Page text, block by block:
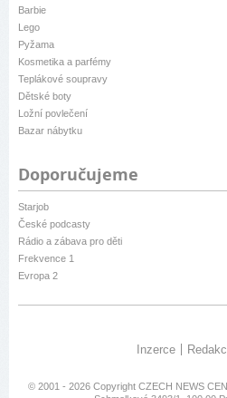
Barbie
Lego
Pyžama
Kosmetika a parfémy
Teplákové soupravy
Dětské boty
Ložní povlečení
Bazar nábytku
Doporučujeme
Starjob
České podcasty
Rádio a zábava pro děti
Frekvence 1
Evropa 2
Inzerce
© 2001 - 2026 Copyright CZECH NEWS